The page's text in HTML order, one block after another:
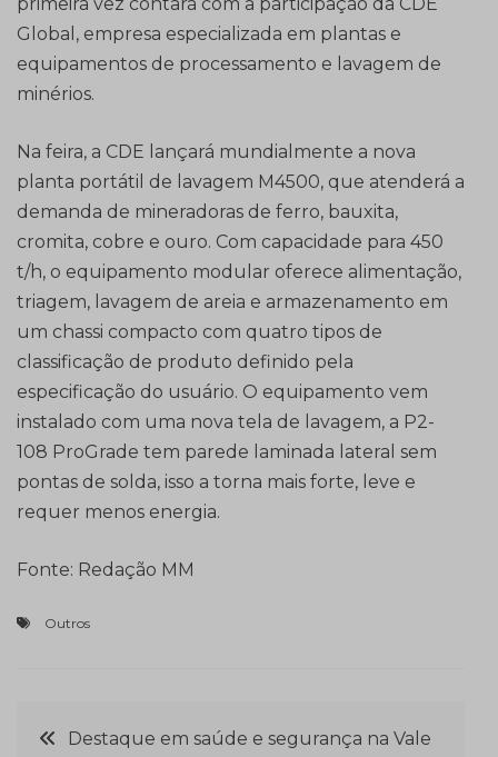
Global, empresa especializada em plantas e
equipamentos de processamento e lavagem de
minérios.
Na feira, a CDE lançará mundialmente a nova
planta portátil de lavagem M4500, que atenderá a
demanda de mineradoras de ferro, bauxita,
cromita, cobre e ouro. Com capacidade para 450
t/h, o equipamento modular oferece alimentação,
triagem, lavagem de areia e armazenamento em
um chassi compacto com quatro tipos de
classificação de produto definido pela
especificação do usuário. O equipamento vem
instalado com uma nova tela de lavagem, a P2-
108 ProGrade tem parede laminada lateral sem
pontas de solda, isso a torna mais forte, leve e
requer menos energia.
Fonte: Redação MM
Outros
Navegação
Destaque em saúde e segurança na Vale